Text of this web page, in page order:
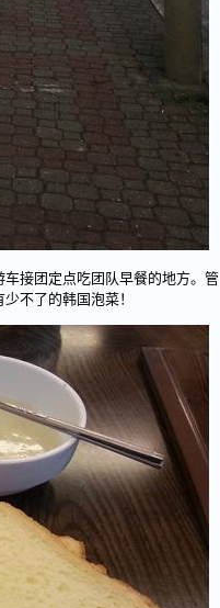
接团定点吃团队早餐的地方。管
不了的韩国泡菜！